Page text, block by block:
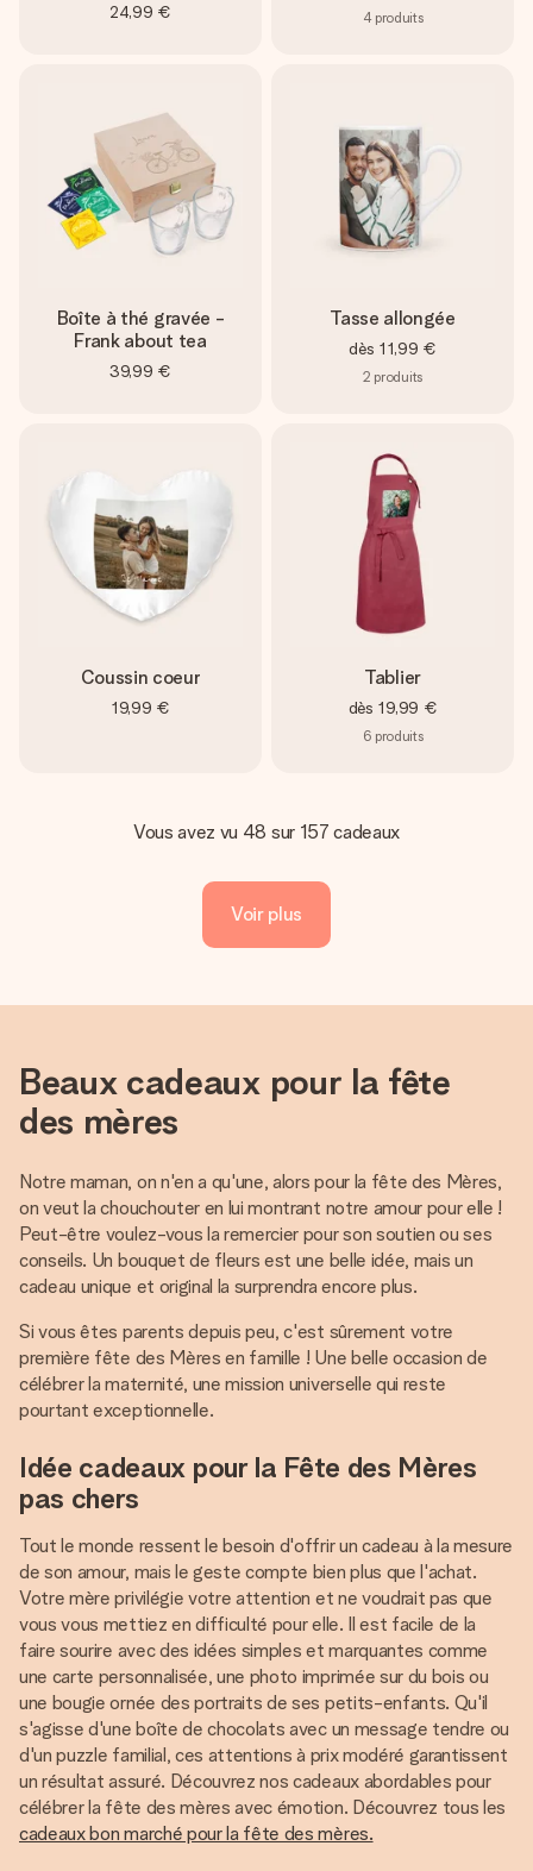
24,99 € 4 produits
Boîte à thé gravée -
Frank about tea
39,99 €
Tasse allongée
dès 11,99 €
2 produits
Coussin coeur
19,99 €
Tablier
dès 19,99 €
6 produits
Vous avez vu 48 sur 157 cadeaux
Voir plus
Beaux cadeaux pour la fête
des mères
Notre maman, on n'en a qu'une, alors pour la fête des Mères,
on veut la chouchouter en lui montrant notre amour pour elle !
Peut-être voulez-vous la remercier pour son soutien ou ses
conseils. Un bouquet de fleurs est une belle idée, mais un
cadeau unique et original la surprendra encore plus.
Si vous êtes parents depuis peu, c'est sûrement votre
première fête des Mères en famille ! Une belle occasion de
célébrer la maternité, une mission universelle qui reste
pourtant exceptionnelle.
Idée cadeaux pour la Fête des Mères
pas chers
Tout le monde ressent le besoin d'offrir un cadeau à la mesure
de son amour, mais le geste compte bien plus que l'achat.
Votre mère privilégie votre attention et ne voudrait pas que
vous vous mettiez en difficulté pour elle. Il est facile de la
faire sourire avec des idées simples et marquantes comme
une carte personnalisée, une photo imprimée sur du bois ou
une bougie ornée des portraits de ses petits-enfants. Qu'il
s'agisse d'une boîte de chocolats avec un message tendre ou
d'un puzzle familial, ces attentions à prix modéré garantissent
un résultat assuré. Découvrez nos cadeaux abordables pour
célébrer la fête des mères avec émotion. Découvrez tous les
cadeaux bon marché pour la fête des mères.